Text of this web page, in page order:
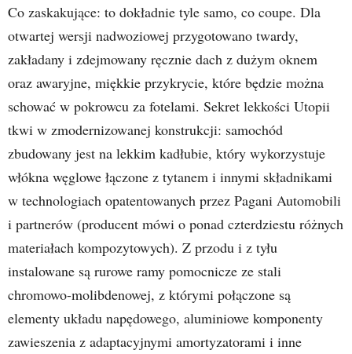
Co zaskakujące: to dokładnie tyle samo, co coupe. Dla
otwartej wersji nadwoziowej przygotowano twardy,
zakładany i zdejmowany ręcznie dach z dużym oknem
oraz awaryjne, miękkie przykrycie, które będzie można
schować w pokrowcu za fotelami. Sekret lekkości Utopii
tkwi w zmodernizowanej konstrukcji: samochód
zbudowany jest na lekkim kadłubie, który wykorzystuje
włókna węglowe łączone z tytanem i innymi składnikami
w technologiach opatentowanych przez Pagani Automobili
i partnerów (producent mówi o ponad czterdziestu różnych
materiałach kompozytowych). Z przodu i z tyłu
instalowane są rurowe ramy pomocnicze ze stali
chromowo-molibdenowej, z którymi połączone są
elementy układu napędowego, aluminiowe komponenty
zawieszenia z adaptacyjnymi amortyzatorami i inne